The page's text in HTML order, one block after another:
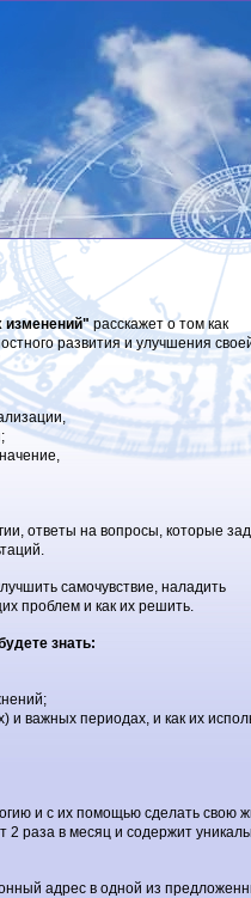
изменений"расскажет о том как
развития и улучшения
ответы на вопросы, которые
самочувствие, наладить
проблем и как их решить.
знать:
и важных периодах, и как их
и с их помощью сделать свою
2 раза в месяц и содержит
адрес в одной из